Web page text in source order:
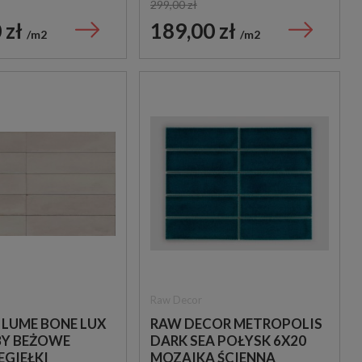
145,00 zł
60X120 EH8H PŁYTKI
LASTRYKO
m2
299,00 zł
189,00 zł m2
BONE LUX
BEŻOWE
RAW DECOR METROPOLIS
DARK SEA POŁYSK 6X20
MOZAIKA ŚCIENNA